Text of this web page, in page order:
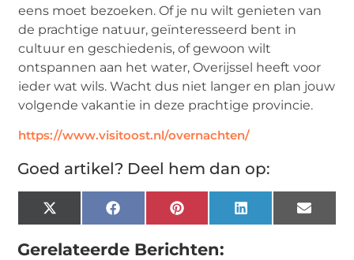
eens moet bezoeken. Of je nu wilt genieten van
de prachtige natuur, geïnteresseerd bent in
cultuur en geschiedenis, of gewoon wilt
ontspannen aan het water, Overijssel heeft voor
ieder wat wils. Wacht dus niet langer en plan jouw
volgende vakantie in deze prachtige provincie.
https://www.visitoost.nl/overnachten/
Goed artikel? Deel hem dan op:
X
(Twitter)
FacebookPinterest LinkedIn Email
Gerelateerde Berichten: